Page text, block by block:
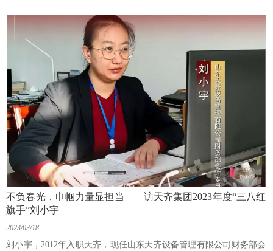
不负春光，巾帼力量显担当——访天齐集团2023年度“三八红
旗手”刘小宇
2023/03/18
刘小宇，2012年入职天齐，现任山东天齐设备管理有限公司财务部会